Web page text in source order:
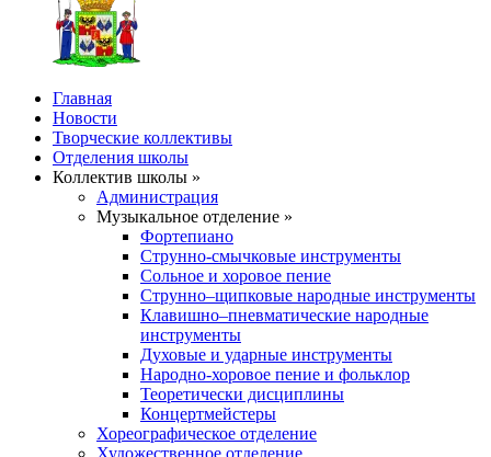
Главная
Новости
Творческие коллективы
Отделения школы
Коллектив школы »
Администрация
Музыкальное отделение »
Фортепиано
Струнно-смычковые инструменты
Сольное и хоровое пение
Струнно–щипковые народные инструменты
Клавишно–пневматические народные
инструменты
Духовые и ударные инструменты
Народно-хоровое пение и фольклор
Теоретически дисциплины
Концертмейстеры
Хореографическое отделение
Художественное отделение